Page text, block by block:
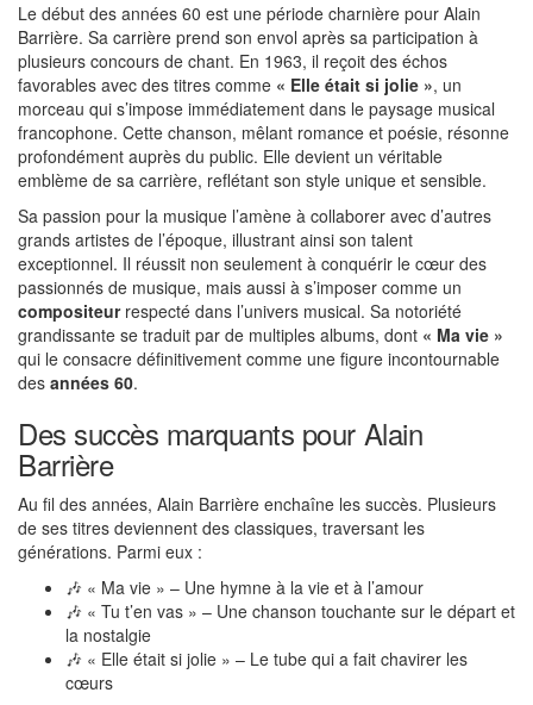
Le début des années 60 est une période charnière pour Alain
Barrière. Sa carrière prend son envol après sa participation à
plusieurs concours de chant. En 1963, il reçoit des échos
favorables avec des titres comme « Elle était si jolie », un
morceau qui s’impose immédiatement dans le paysage musical
francophone. Cette chanson, mêlant romance et poésie, résonne
profondément auprès du public. Elle devient un véritable
emblème de sa carrière, reflétant son style unique et sensible.
Sa passion pour la musique l’amène à collaborer avec d’autres
grands artistes de l’époque, illustrant ainsi son talent
exceptionnel. Il réussit non seulement à conquérir le cœur des
passionnés de musique, mais aussi à s’imposer comme un
compositeurrespecté dans l’univers musical. Sa notoriété
grandissante se traduit par de multiples albums, dont « Ma vie »
qui le consacre définitivement comme une figure incontournable
des années 60.
Des succès marquants pour Alain
Barrière
Au fil des années, Alain Barrière enchaîne les succès. Plusieurs
de ses titres deviennent des classiques, traversant les
générations. Parmi eux :
🎶 « Ma vie » – Une hymne à la vie et à l’amour
🎶 « Tu t’en vas » – Une chanson touchante sur le départ et
la nostalgie
🎶 « Elle était si jolie » – Le tube qui a fait chavirer les
cœurs